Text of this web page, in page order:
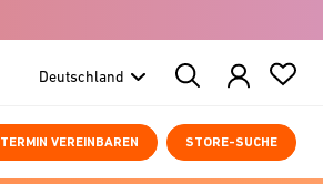
Search
Products
TERMIN VEREINBAREN STORE-SUCHE